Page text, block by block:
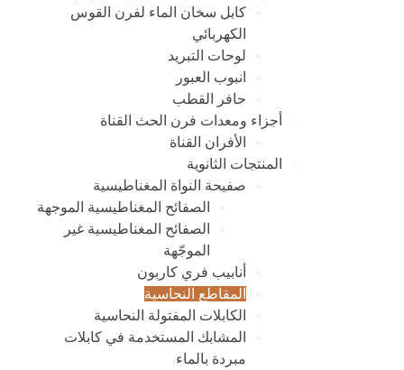
كابل سخان الماء لفرن القوس
الكهربائي
لوحات التبريد
انبوب العبور
حافر القطب
أجزاء ومعدات فرن الحث القناة
الأفران القناة
المنتجات الثانوية
صفيحة النواة المغناطيسية
الصفائح المغناطيسية الموجهة
الصفائح المغناطيسية غير
الموجّهة
أنابيب فري كاربون
المقاطع النحاسية
الكابلات المفتولة النحاسية
المشابك المستخدمة في كابلات
مبردة بالماء